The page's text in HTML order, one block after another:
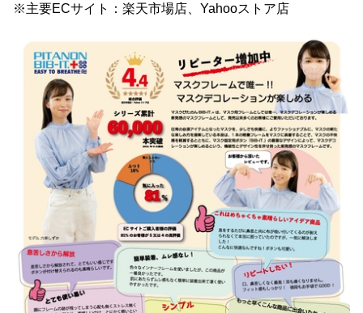
※主要ECサイト：楽天市場店、Yahooストア店